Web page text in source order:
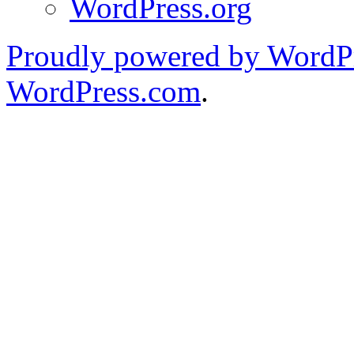
WordPress.org
Proudly powered by
WordPress.com.